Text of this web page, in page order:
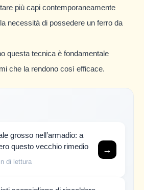
più capi contemporaneamente
necessità di possedere un ferro da
questa tecnica è fondamentale
che la rendono così efficace.
grosso nell’armadio: a
questo vecchio rimedio
di lettura
→